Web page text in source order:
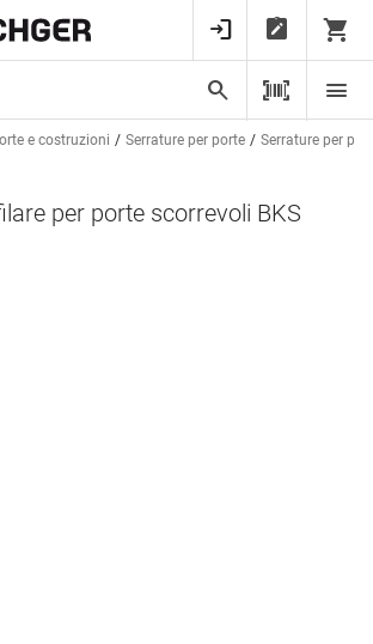
e costruzioni Serrature per porte Serrature per
per porte scorrevoli BKS